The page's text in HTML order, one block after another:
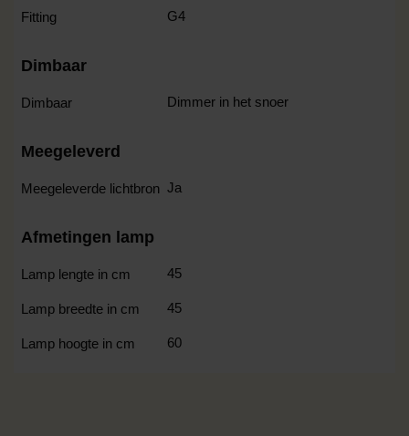
Fitting G4
Dimbaar
Dimbaar Dimmer in het snoer
Meegeleverd
Meegeleverde lichtbron Ja
Afmetingen lamp
Lamp lengte in cm 45
Lamp breedte in cm 45
Lamp hoogte in cm 60